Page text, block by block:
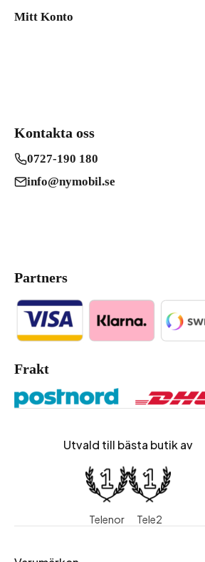
Mitt Konto
Kontakta oss
0727-190 180
info@nymobil.se
Partners
Frakt
Utvald till bästa butik av
Telenor Tele2